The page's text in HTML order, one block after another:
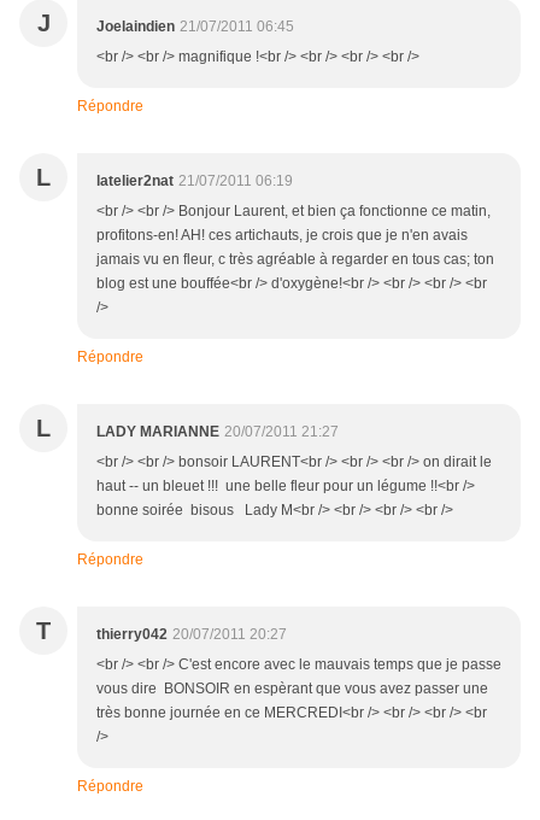
J Joelaindien 21/07/2011 06:45
<br /> <br /> magnifique !<br /> <br /> <br /> <br />
Répondre
L latelier2nat 21/07/2011 06:19
<br /> <br /> Bonjour Laurent, et bien ça fonctionne ce matin,
profitons-en! AH! ces artichauts, je crois que je n'en avais
jamais vu en fleur, c très agréable à regarder en tous cas; ton
blog est une bouffée<br /> d'oxygène!<br /> <br /> <br /> <br
/>
Répondre
L LADY MARIANNE 20/07/2011 21:27
<br /> <br /> bonsoir LAURENT<br /> <br /> <br /> on dirait le
haut -- un bleuet !!! une belle fleur pour un légume !!<br />
bonne soirée bisous Lady M<br /> <br /> <br /> <br />
Répondre
T thierry042 20/07/2011 20:27
<br /> <br /> C'est encore avec le mauvais temps que je passe
vous dire BONSOIR en espèrant que vous avez passer une
très bonne journée en ce MERCREDI<br /> <br /> <br /> <br
/>
Répondre